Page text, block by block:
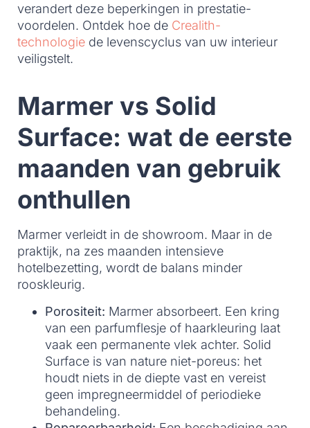
verandert deze beperkingen in prestatie-
voordelen. Ontdek hoe de Crealith-
technologie de levenscyclus van uw interieur
veiligstelt.
Marmer vs Solid
Surface: wat de eerste
maanden van gebruik
onthullen
Marmer verleidt in de showroom. Maar in de
praktijk, na zes maanden intensieve
hotelbezetting, wordt de balans minder
rooskleurig.
Porositeit: Marmer absorbeert. Een kring
van een parfumflesje of haarkleuring laat
vaak een permanente vlek achter. Solid
Surface is van nature niet-poreus: het
houdt niets in de diepte vast en vereist
geen impregneermiddel of periodieke
behandeling.